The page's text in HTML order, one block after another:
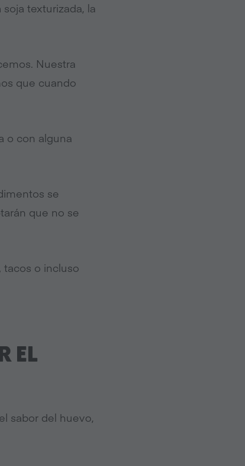
texturizada, la
Nuestra
que cuando
o con alguna
se
que no se
tacos o incluso
EL
sabor del huevo,